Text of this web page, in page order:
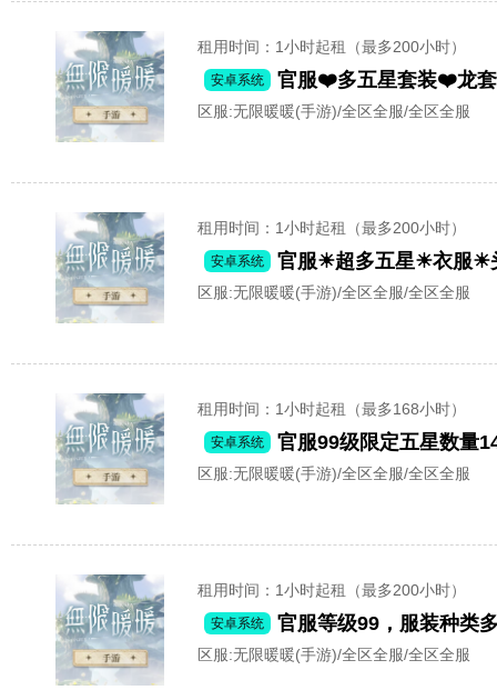
租用时间 ：1小时起租（最多200小时）
安卓系统 官服❤️多五星套装❤️龙
区服:无限暖暖(手游)/全区全服/全区全服
租用时间 ：1小时起租（最多200小时）
安卓系统 官服☀超多五星☀衣服☀
区服:无限暖暖(手游)/全区全服/全区全服
租用时间 ：1小时起租（最多168小时）
安卓系统
区服:无限暖暖(手游)/全区全服/全区全服
租用时间 ：1小时起租（最多200小时）
安卓系统 官服等级99，服装种类
区服:无限暖暖(手游)/全区全服/全区全服